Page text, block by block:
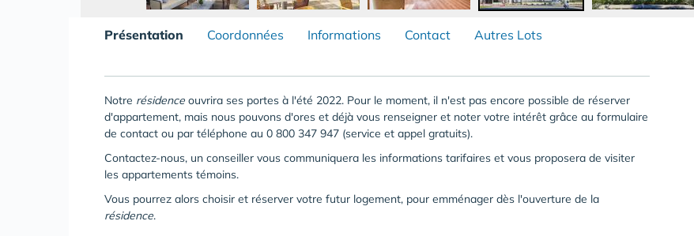
Présentation Coordonnées Informations Contact Autres Lots
Notre résidence ouvrira ses portes à l'été 2022. Pour le moment, il n'est pas encore possible de réserver
d'appartement, mais nous pouvons d'ores et déjà vous renseigner et noter votre intérêt grâce au formulaire
de contact ou par téléphone au 0 800 347 947 (service et appel gratuits).
Contactez-nous, un conseiller vous communiquera les informations tarifaires et vous proposera de visiter
les appartements témoins.
Vous pourrez alors choisir et réserver votre futur logement, pour emménager dès l'ouverture de la
résidence.